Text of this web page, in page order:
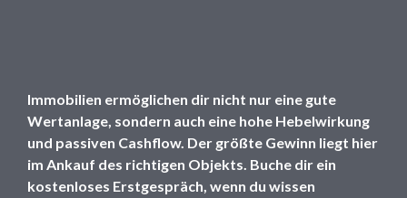
Immobilien ermöglichen dir nicht nur eine gute
Wertanlage, sondern auch eine hohe Hebelwirkung
und passiven Cashflow. Der größte Gewinn liegt hier
im Ankauf des richtigen Objekts. Buche dir ein
kostenloses Erstgespräch, wenn du wissen